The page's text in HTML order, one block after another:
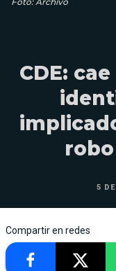
CDE:
5
Compartir en redes